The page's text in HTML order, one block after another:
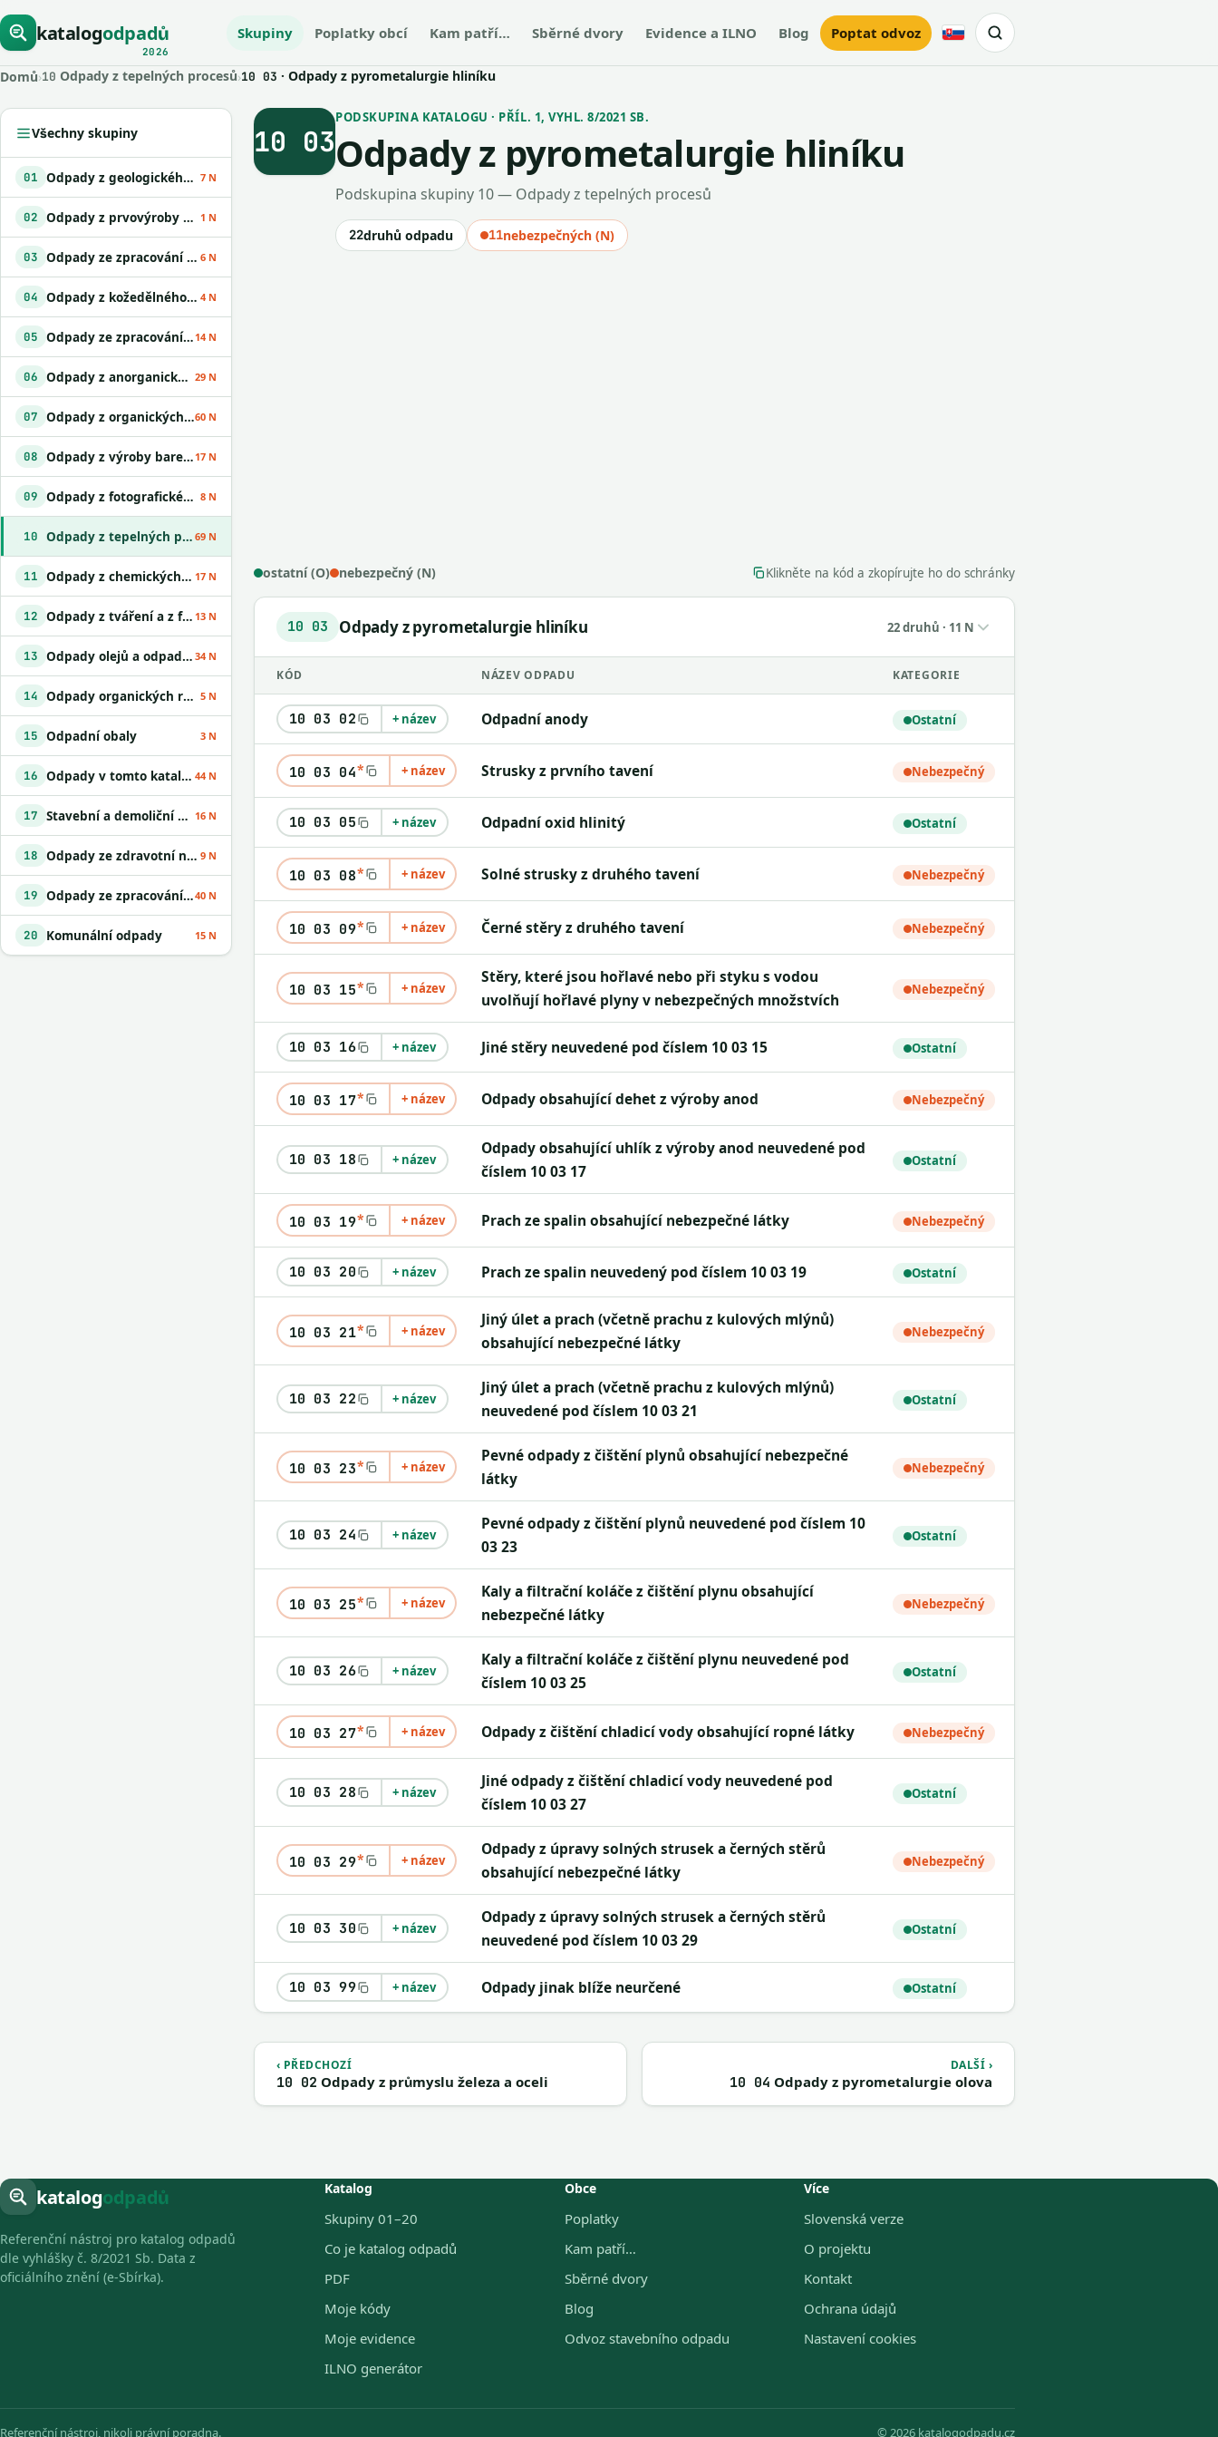
katalogodpadů
2026
Skupiny Poplatky obcí Kam patří… Sběrné dvory Evidence a ILNO Blog Poptat odvoz Slovensky
Domů›10 Odpady z tepelných procesů›10 03 · Odpady z pyrometalurgie hliníku
Všechny skupiny
01 Odpady z geologického průzkumu 7 N
02 Odpady z prvovýroby v zemědělství 1 N
03 Odpady ze zpracování dřeva a výroby desek 6 N
04 Odpady z kožedělného a textilního průmyslu 4 N
05 Odpady ze zpracování ropy 14 N
06 Odpady z anorganických chemických procesů 29 N
07 Odpady z organických chemických procesů60 N
08 Odpady z výroby barev, laků a lepidel 17 N
09 Odpady z fotografického průmyslu 8 N
10 Odpady z tepelných procesů 69 N
11 Odpady z chemických povrchových úprav 17 N
12 Odpady z tváření a z fyzikální a mechanické úpravy povrchu kovů a plastů 13 N
13 Odpady olejů a odpady kapalných paliv 34 N
14 Odpady organických rozpouštědel 5 N
15 Odpadní obaly 3 N
16 Odpady v tomto katalogu jinak neurčené 44 N
17 Stavební a demoliční odpady 16 N
18 Odpady ze zdravotní nebo veterinární péče a /nebo z výzkumu s nimi souvisejícího 9 N
19 Odpady ze zpracování odpadu a z ČOV40 N
20 Komunální odpady 15 N
10 03
PODSKUPINA KATALOGU · PŘÍL. 1, VYHL. 8/2021 SB.
Odpady z pyrometalurgie hliníku
Podskupina skupiny 10 — Odpady z tepelných procesů
22druhů odpadu 11nebezpečných (N)
ostatní (O) nebezpečný (N) Klikněte na kód a zkopírujte ho do schránky
10 03 Odpady z pyrometalurgie hliníku 22 druhů · 11 N
KÓD NÁZEV ODPADU KATEGORIE
10 03 02 + název Odpadní anody Ostatní
10 03 04* + název Strusky z prvního tavení Nebezpečný
10 03 05 + název Odpadní oxid hlinitý Ostatní
10 03 08* + název Solné strusky z druhého tavení Nebezpečný
10 03 09* + název Černé stěry z druhého tavení Nebezpečný
10 03 15* + název
Stěry, které jsou hořlavé nebo při styku s vodou
uvolňují hořlavé plyny v nebezpečných množstvích
Nebezpečný
10 03 16 + název Jiné stěry neuvedené pod číslem 10 03 15 Ostatní
10 03 17* + název Odpady obsahující dehet z výroby anod Nebezpečný
10 03 18 + název
Odpady obsahující uhlík z výroby anod neuvedené pod
číslem 10 03 17
Ostatní
10 03 19* + název Prach ze spalin obsahující nebezpečné látky Nebezpečný
10 03 20 + název Prach ze spalin neuvedený pod číslem 10 03 19 Ostatní
10 03 21* + název
Jiný úlet a prach (včetně prachu z kulových mlýnů)
obsahující nebezpečné látky
Nebezpečný
10 03 22 + název
Jiný úlet a prach (včetně prachu z kulových mlýnů)
neuvedené pod číslem 10 03 21
Ostatní
10 03 23* + název
Pevné odpady z čištění plynů obsahující nebezpečné
látky
Nebezpečný
10 03 24 + název
Pevné odpady z čištění plynů neuvedené pod číslem 10
03 23
Ostatní
10 03 25* + název
Kaly a filtrační koláče z čištění plynu obsahující
nebezpečné látky
Nebezpečný
10 03 26 + název
Kaly a filtrační koláče z čištění plynu neuvedené pod
číslem 10 03 25
Ostatní
10 03 27* + název Odpady z čištění chladicí vody obsahující ropné látky Nebezpečný
10 03 28 + název
Jiné odpady z čištění chladicí vody neuvedené pod
číslem 10 03 27
Ostatní
10 03 29* + název
Odpady z úpravy solných strusek a černých stěrů
obsahující nebezpečné látky
Nebezpečný
10 03 30 + název
Odpady z úpravy solných strusek a černých stěrů
neuvedené pod číslem 10 03 29
Ostatní
10 03 99 + název Odpady jinak blíže neurčené Ostatní
‹ PŘEDCHOZÍ
10 02 Odpady z průmyslu železa a oceli
DALŠÍ ›
10 04 Odpady z pyrometalurgie olova
katalogodpadů
Referenční nástroj pro katalog odpadů
dle vyhlášky č. 8/2021 Sb. Data z
oficiálního znění (e-Sbírka).
Katalog
Skupiny 01–20
Co je katalog odpadů
PDF
Moje kódy
Moje evidence
ILNO generátor
Obce
Poplatky
Kam patří…
Sběrné dvory
Blog
Odvoz stavebního odpadu
Více
Slovenská verze
O projektu
Kontakt
Ochrana údajů
Nastavení cookies
Referenční nástroj, nikoli právní poradna. © 2026 katalogodpadu.cz